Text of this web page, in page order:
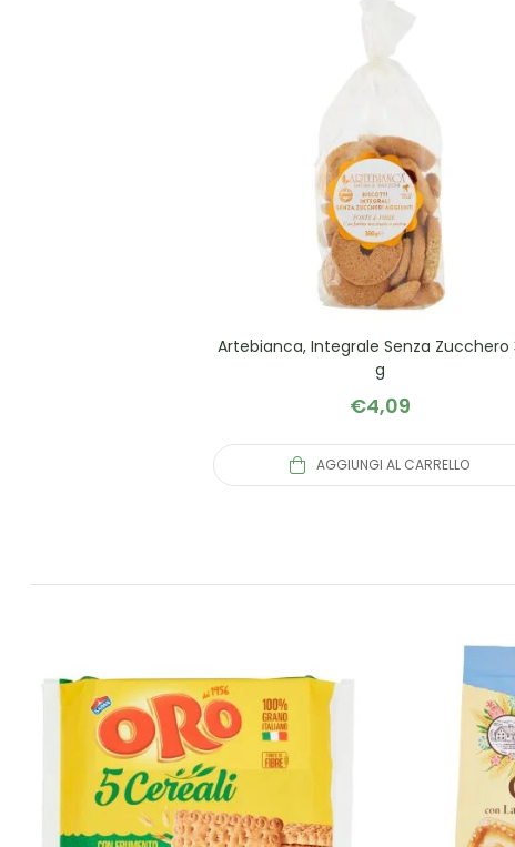
Artebianca, Integrale Senza Zucchero
g
€4,09
AGGIUNGI AL CARRELLO